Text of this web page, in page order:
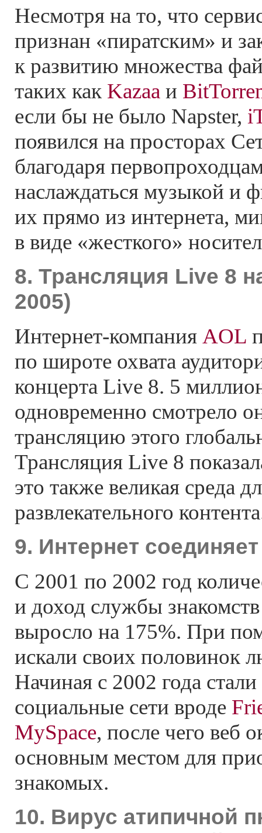
Несмотря на то, что
признан «пиратским» и
к развитию множества
таких как Kazaa и
если бы не было Napster,
появился на просторах
благодаря
наслаждаться музыкой и
их прямо из интернета,
в виде «жесткого»
8. Трансляция Live 8
2005)
Интернет-компания AOL
по широте охвата
концерта Live 8. 5
одновременно смотрело
трансляцию этого
Трансляция Live 8
это также великая среда
развлекательного
9. Интернет
С 2001 по 2002 год
и доход службы
выросло на 175%. При
искали своих половинок
Начиная с 2002 года
социальные сети вроде
MySpace, после чего веб
основным местом для
знакомых.
10. Вирус атипичной